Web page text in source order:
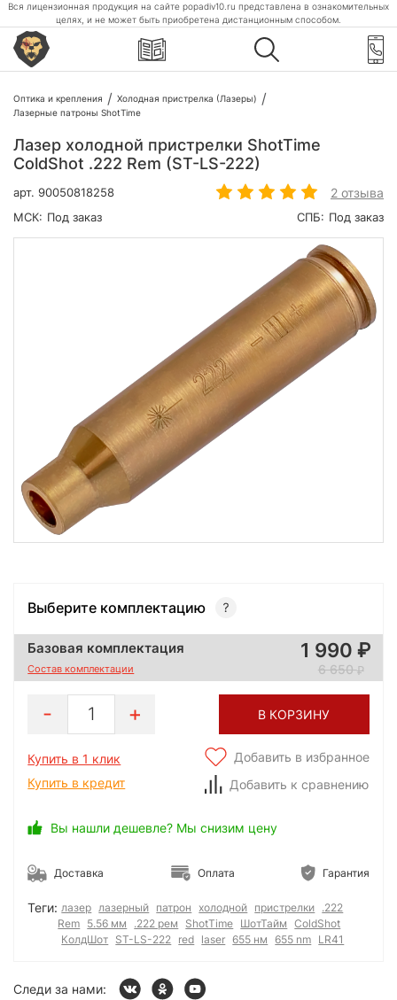
Вся лицензионная продукция на сайте popadiv10.ru представлена в ознакомительных
целях, и не может быть приобретена дистанционным способом.
Оптика и крепления
Холодная пристрелка (Лазеры)
Лазерные патроны ShotTime
Лазер холодной пристрелки ShotTime
ColdShot .222 Rem (ST-LS-222)
арт. 90050818258 2 отзыва
МСК: Под заказ СПБ: Под заказ
Выберите комплектацию
Базовая комплектация
Состав комплектации
1 990
6 650
1 В КОРЗИНУ
Купить в 1 клик
Купить в кредит
Добавить в избранное
Добавить к сравнению
Вы нашли дешевле? Мы снизим цену
Доставка Оплата Гарантия
Теги: лазер лазерный патрон холодной пристрелки .222
Rem 5.56 мм .222 рем ShotTime ШотТайм
ColdShot
КолдШот ST-LS-222 red laser 655 нм 655 nm LR41
Следи за нами: